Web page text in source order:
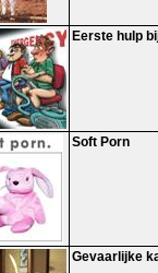
Eerste hulp
Soft Porn
Gevaarlijke